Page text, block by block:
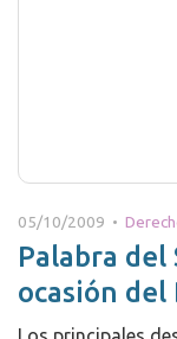
05/10/2009 •
Palabra
ocasión